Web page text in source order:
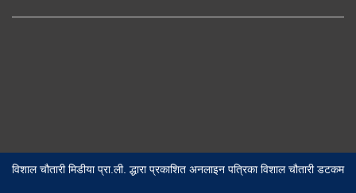
विशाल चौतारी मिडीया प्रा.ली. द्धारा प्रकाशित अनलाइन पत्रिका विशाल चौतारी डटकम